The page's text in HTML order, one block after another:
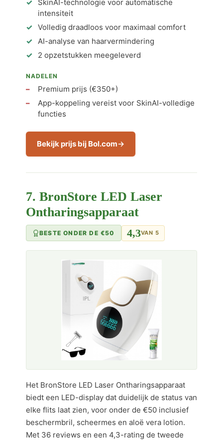
SkinAI-technologie voor automatische
intensiteit
Volledig draadloos voor maximaal comfort
AI-analyse van haarvermindering
2 opzetstukken meegeleverd
NADELEN
Premium prijs (€350+)
App-koppeling vereist voor SkinAI-volledige
functies
Bekijk prijs bij Bol.com
7. BronStore LED Laser
Ontharingsapparaat
BESTE ONDER DE €50 4,3VAN 5
Het BronStore LED Laser Ontharingsapparaat
biedt een LED-display dat duidelijk de status van
elke flits laat zien, voor onder de €50 inclusief
beschermbril, scheermes en aloë vera lotion.
Met 36 reviews en een 4,3-rating de tweede